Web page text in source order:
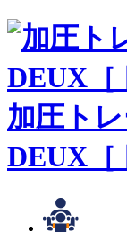
加圧ト
DEUX［